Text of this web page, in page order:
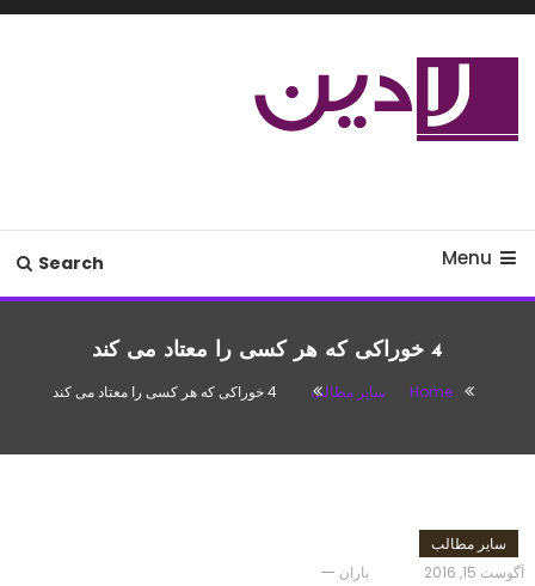
Skip
Menu
Search
4 خوراکی که هر کسی را معتاد می کند
Home سایر مطالب 4 خوراکی که هر کسی را معتاد می کند
سایر مطالب
آگوست 15, 2016
باران